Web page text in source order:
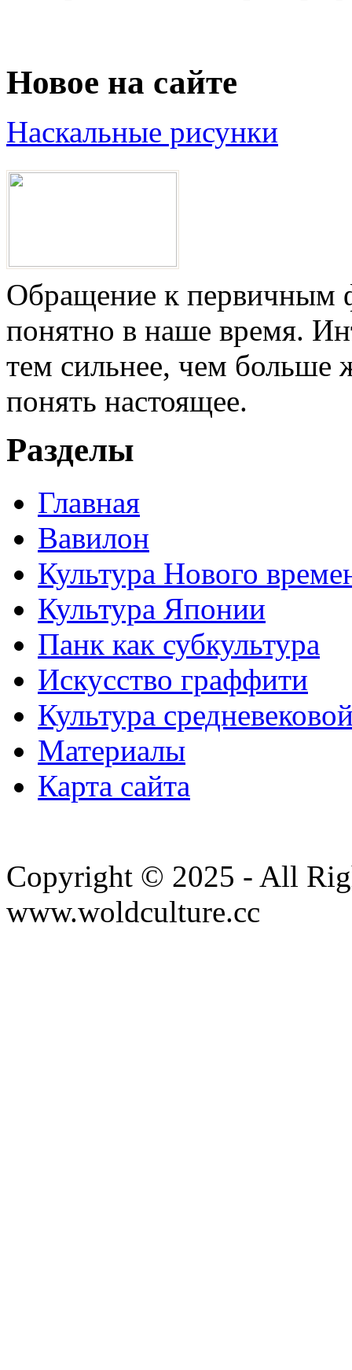
Новое на сайте
Наскальные рисунки
Обращение к первичным
понятно в наше время.
тем сильнее, чем больше
понять настоящее.
Разделы
Главная
Вавилон
Культура Нового
Культура Японии
Панк как субкультура
Искусство граффити
Культура
Материалы
Карта сайта
Copyright © 2025 - All
www.woldculture.cc